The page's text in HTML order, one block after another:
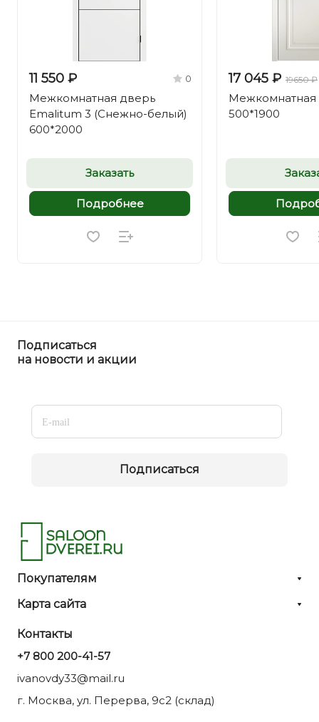
11 550 ₽ 0
Межкомнатная дверь
Emalitum 3 (Снежно-белый)
600*2000
Заказать
Подробнее
17 045 ₽ 19650 ₽
Межкомнатная
500*1900
Подписаться
на новости и акции
Подписаться
Покупателям
Карта сайта
Контакты
+7 800 200-41-57
ivanovdy33@mail.ru
г. Москва, ул. Перерва, 9с2 (склад)